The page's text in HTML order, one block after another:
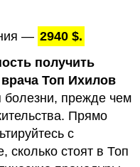
— 2940 $.
получить
Топ Ихилов
болезни, прежде чем
Прямо
с
сколько стоят в Топ